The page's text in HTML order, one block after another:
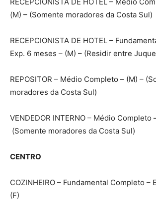
(M) – (Somente moradores da Costa Sul)
RECEPCIONISTA DE HOTEL –
Exp. 6 meses – (M) – (Residir entre
REPOSITOR – Médio Completo – (M) –
moradores da Costa Sul)
VENDEDOR INTERNO – Médio Completo
(Somente moradores da Costa Sul)
CENTRO
COZINHEIRO – Fundamental Completo –
(F)